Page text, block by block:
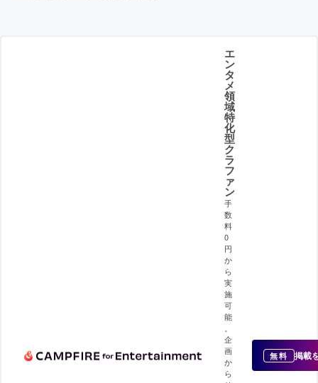
エ
ン
タ
メ
領
域
特
化
型
ク
ラ
フ
ァ
ン
手
数
料
0
円
か
ら
実
施
可
能
。
企
画
か
ら
無料 掲載